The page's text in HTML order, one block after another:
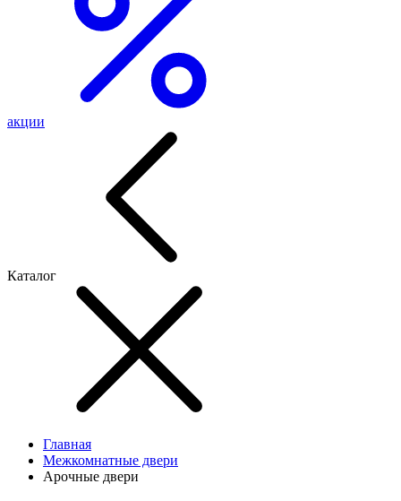
акции
Каталог
Главная
Межкомнатные двери
Арочные двери